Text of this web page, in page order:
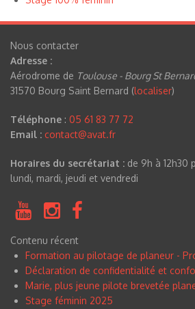
Nous contacter
Adresse :
Aérodrome de Toulouse - Bourg St
31570 Bourg Saint Bernard (localiser)
Téléphone : 05 61 83 77 72
Email : contact@avat.fr
Horaires du secrétariat : de 9h à 12h30
lundi, mardi, jeudi et vendredi
Contenu récent
Formation au pilotage de planeur -
Déclaration de confidentialité et
Marie, plus jeune pilote brevetée
Stage féminin 2025